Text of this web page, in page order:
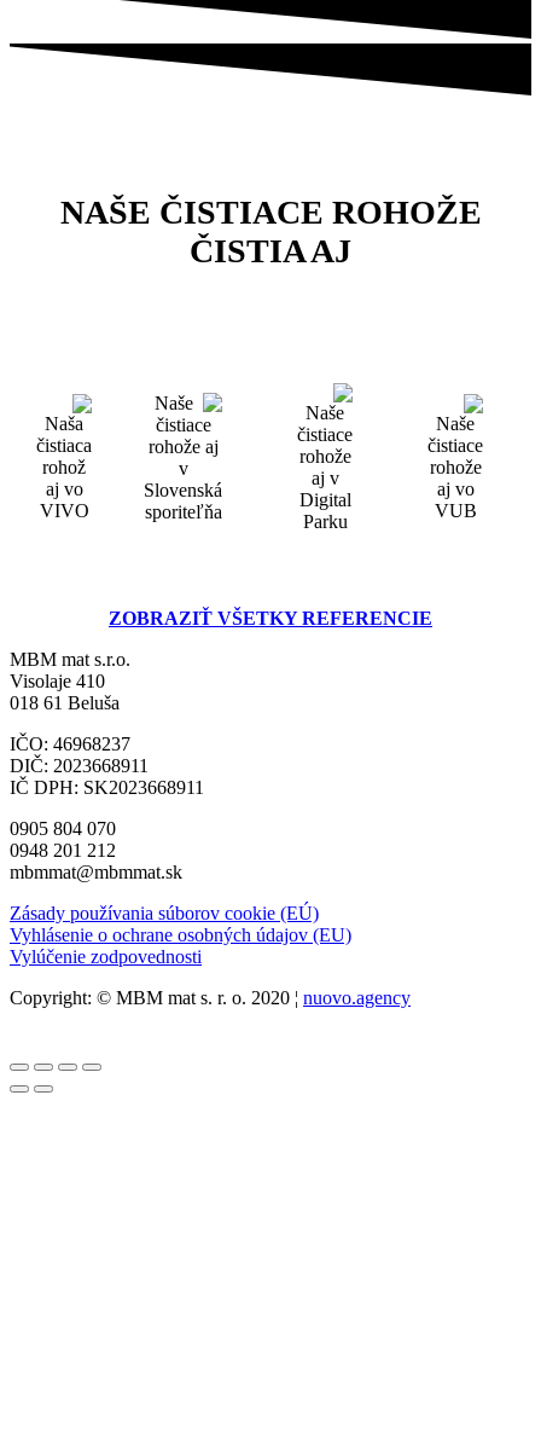
NAŠE ČISTIACE ROHOŽE
ČISTIA AJ
ZOBRAZIŤ VŠETKY REFERENCIE
MBM mat s.r.o.
Visolaje 410
018 61 Beluša
IČO: 46968237
DIČ: 2023668911
IČ DPH: SK2023668911
0905 804 070
0948 201 212
mbmmat@mbmmat.sk
Zásady používania súborov cookie (EÚ)
Vyhlásenie o ochrane osobných údajov (EU)
Vylúčenie zodpovednosti
Copyright: © MBM mat s. r. o. 2020 ¦ nuovo.agency